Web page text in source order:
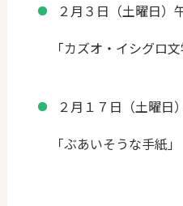
２月３日（土曜日）
「カズオ・イシグロ文
２月１７日（土曜日
「ぶあいそうな手紙」